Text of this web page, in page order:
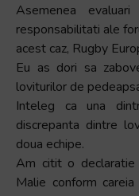
Asemenea
responsabilitati ale
acest caz, Rugby
Eu as dori sa
loviturilor de
Inteleg ca una
discrepanta dintre
doua echipe.
Am citit o declaratie
Malie conform